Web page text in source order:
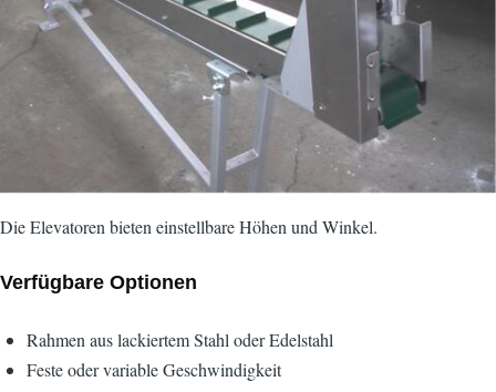
Die Elevatoren bieten einstellbare Höhen und Winkel.
Verfügbare Optionen
Rahmen aus lackiertem Stahl oder Edelstahl
Feste oder variable Geschwindigkeit